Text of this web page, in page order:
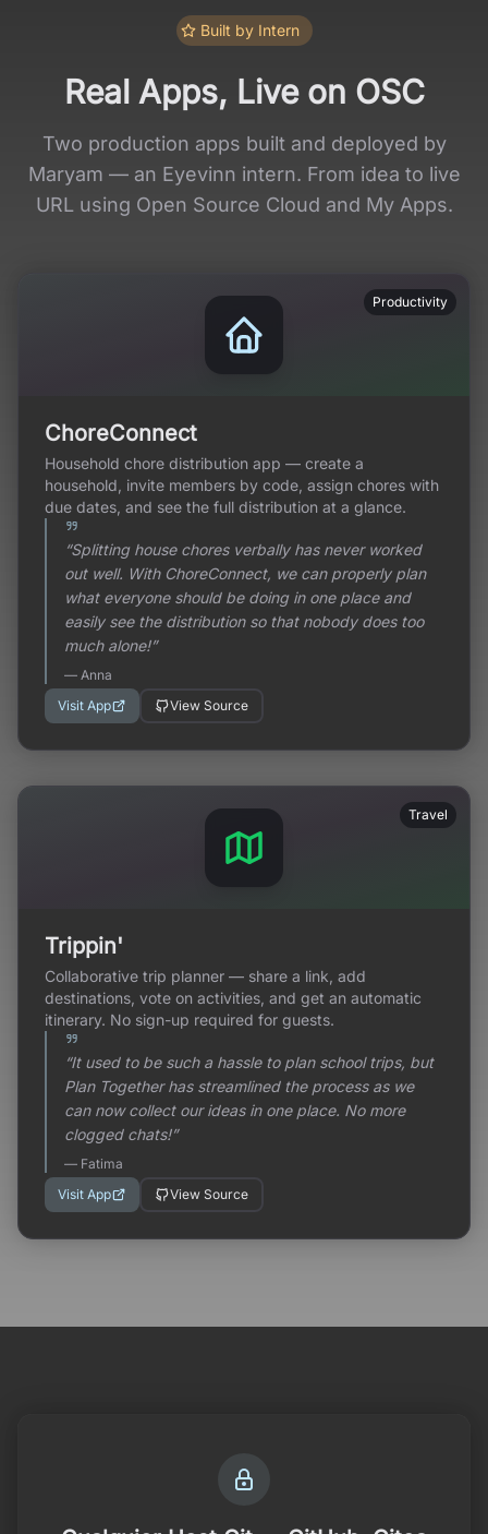
Built by Intern
Real Apps, Live on OSC
Two production apps built and deployed by
Maryam — an Eyevinn intern. From idea to live
URL using Open Source Cloud and My Apps.
Productivity
ChoreConnect
Household chore distribution app — create a
household, invite members by code, assign chores with
due dates, and see the full distribution at a glance.
“Splitting house chores verbally has never worked
out well. With ChoreConnect, we can properly plan
what everyone should be doing in one place and
easily see the distribution so that nobody does too
much alone!”
— Anna
Visit App
View Source
Travel
Trippin'
Collaborative trip planner — share a link, add
destinations, vote on activities, and get an automatic
itinerary. No sign-up required for guests.
“It used to be such a hassle to plan school trips, but
Plan Together has streamlined the process as we
can now collect our ideas in one place. No more
clogged chats!”
— Fatima
Visit App
View Source